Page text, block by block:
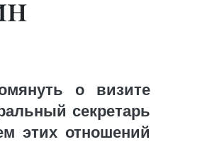
о визите
секретарь
этих отношений